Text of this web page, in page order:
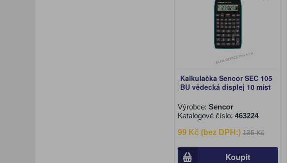
Kalkulačka Sencor SEC 105
BU vědecká displej 10 míst
Výrobce: Sencor
Katalogové číslo: 463224
99 Kč (bez DPH:) 135 Kč
Koupit